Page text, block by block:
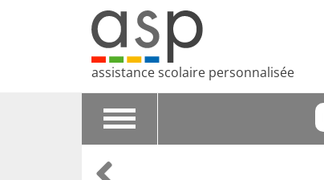
assistance scolaire personnalisée
Toggle